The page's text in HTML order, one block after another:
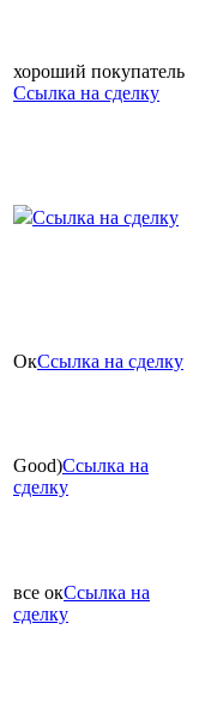
хороший покупатель
Ссылка на сделку
Ссылка на сделку
ОкСсылка на сделку
Good)Ссылка на
сделку
все окСсылка на
сделку